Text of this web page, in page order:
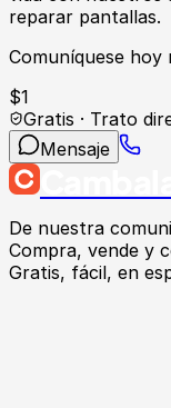
reparar pantallas.
Comuníquese hoy
$1
Gratis · Trato
Mensaje
De nuestra
Compra, vende y
Gratis, fácil, en